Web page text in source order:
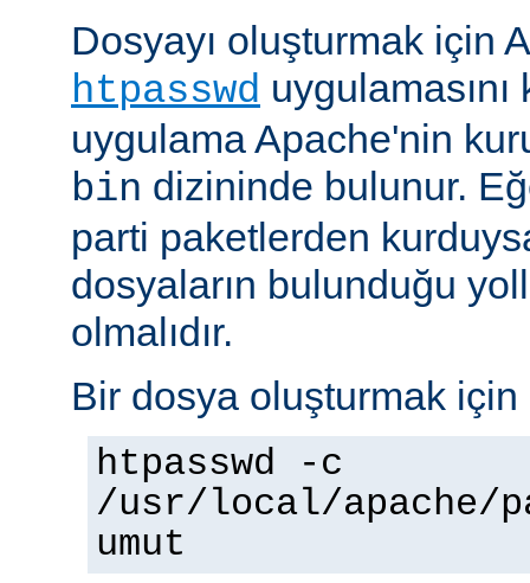
Dosyayı oluşturmak için
htpasswd
uygulama Apache'nin
bin dizininde bulunur.
parti paketlerden
dosyaların bulunduğu
olmalıdır.
Bir dosya oluşturmak için
htpasswd -c
/usr/local/apache/
umut